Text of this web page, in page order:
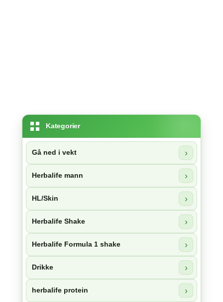
Kategorier
Gå ned i vekt
Herbalife mann
HL/Skin
Herbalife Shake
Herbalife Formula 1 shake
Drikke
herbalife protein